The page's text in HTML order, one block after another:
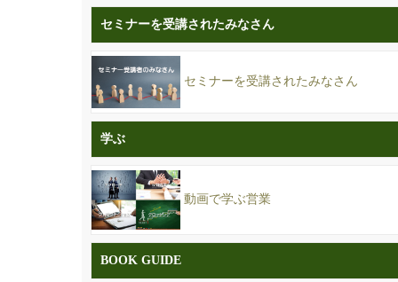
セミナーを受講されたみなさん
セミナーを受講されたみなさん
学ぶ
動画で学ぶ営業
BOOK GUIDE